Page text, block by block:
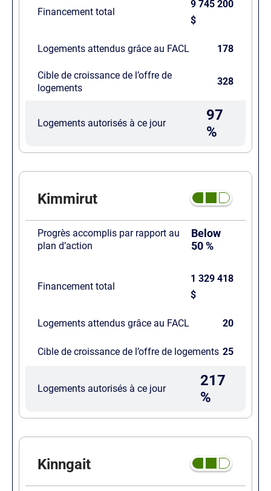
Financement total
9 745 200
$
Logements attendus grâce au FACL 178
Cible de croissance de l’offre de
logements
328
Logements autorisés à ce jour
97
%
Kimmirut
Progrès accomplis par rapport au
plan d’action
Below
50 %
Financement total
1 329 418
$
Logements attendus grâce au FACL 20
Cible de croissance de l’offre de logements 25
Logements autorisés à ce jour
217
%
Kinngait